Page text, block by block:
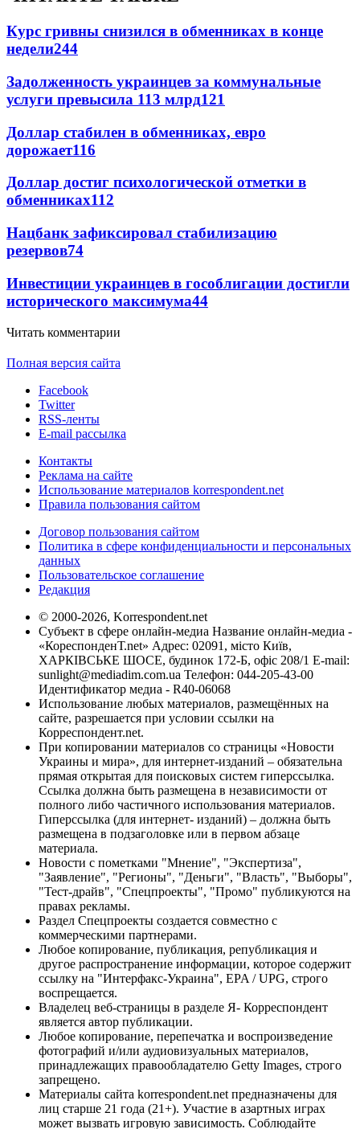
Курс гривны снизился в обменниках в конце
недели244
Задолженность украинцев за коммунальные
услуги превысила 113 млрд121
Доллар стабилен в обменниках, евро
дорожает116
Доллар достиг психологической отметки в
обменниках112
Нацбанк зафиксировал стабилизацию
резервов74
Инвестиции украинцев в гособлигации достигли
исторического максимума44
Читать комментарии
Полная версия сайта
Facebook
Twitter
RSS-ленты
E-mail рассылка
Контакты
Реклама на сайте
Использование материалов korrespondent.net
Правила пользования сайтом
Договор пользования сайтом
Политика в сфере конфиденциальности и персональных
данных
Пользовательское соглашение
Редакция
© 2000-2026, Korrespondent.net
Субъект в сфере онлайн-медиа Название онлайн-медиа -
«КореспонденТ.net» Адрес: 02091, місто Київ,
ХАРКІВСЬКЕ ШОСЕ, будинок 172-Б, офіс 208/1 E-mail:
sunlight@mediadim.com.ua Телефон: 044-205-43-00
Идентификатор медиа - R40-06068
Использование любых материалов, размещённых на
сайте, разрешается при условии ссылки на
Корреспондент.net.
При копировании материалов со страницы «Новости
Украины и мира», для интернет-изданий – обязательна
прямая открытая для поисковых систем гиперссылка.
Ссылка должна быть размещена в независимости от
полного либо частичного использования материалов.
Гиперссылка (для интернет- изданий) – должна быть
размещена в подзаголовке или в первом абзаце
материала.
Новости с пометками "Мнение", "Экспертиза",
"Заявление", "Регионы", "Деньги", "Власть", "Выборы",
"Тест-драйв", "Спецпроекты", "Промо" публикуются на
правах рекламы.
Раздел Спецпроекты создается совместно с
коммерческими партнерами.
Любое копирование, публикация, републикация и
другое распространение информации, которое содержит
ссылку на "Интерфакс-Украина", EPA / UPG, строго
воспрещается.
Владелец веб-страницы в разделе Я- Корреспондент
является автор публикации.
Любое копирование, перепечатка и воспроизведение
фотографий и/или аудиовизуальных материалов,
принадлежащих правообладателю Getty Images, строго
запрещено.
Материалы сайта korrespondent.net предназначены для
лиц старше 21 года (21+). Участие в азартных играх
может вызвать игровую зависимость. Соблюдайте